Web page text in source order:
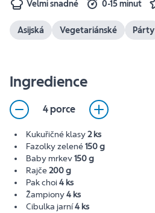
Velmi snadné 0-15 minut
Asijská Vegetariánské Párty
Ingredience
4 porce
Kukuřičné klasy2 ks
Fazolky zelené150 g
Baby mrkev150 g
Rajče200 g
Pak choi 4 ks
Žampiony4 ks
Cibulka jarní4 ks